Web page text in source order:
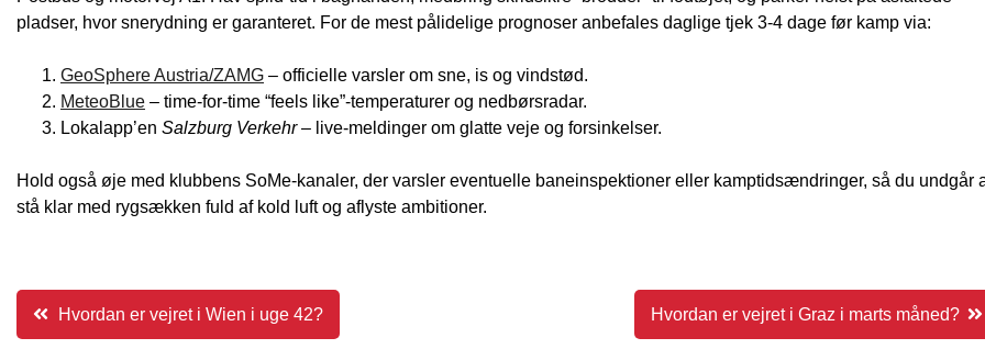
pladser, hvor snerydning er garanteret. For de mest pålidelige prognoser anbefales daglige tjek 3-4 dage før kamp via:
GeoSphere Austria/ZAMG – officielle varsler om sne, is og vindstød.
MeteoBlue – time-for-time “feels like”-temperaturer og nedbørsradar.
Lokalapp’en Salzburg Verkehr– live-meldinger om glatte veje og forsinkelser.
Hold også øje med klubbens SoMe-kanaler, der varsler eventuelle baneinspektioner eller kamptidsændringer, så du undgår
stå klar med rygsækken fuld af kold luft og aflyste ambitioner.
Indlægsnavigation
Hvordan er vejret i Wien i uge 42? Hvordan er vejret i Graz i marts måned?